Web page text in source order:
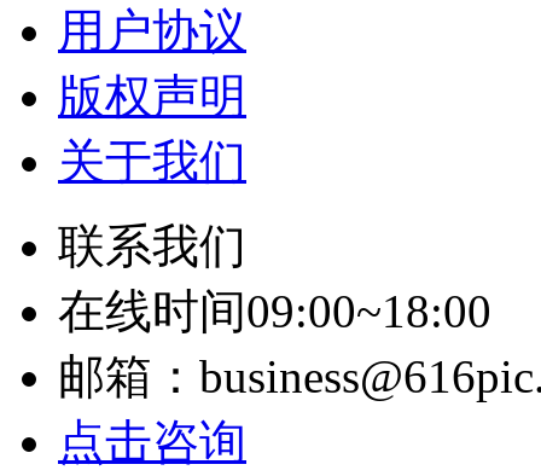
用户协议
版权声明
关于我们
联系我们
在线时间09:00~18:00
邮箱：
点击咨询